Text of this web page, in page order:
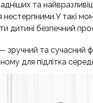
та
такі
дитині безпечний
зручний та сучасний
для підлітка